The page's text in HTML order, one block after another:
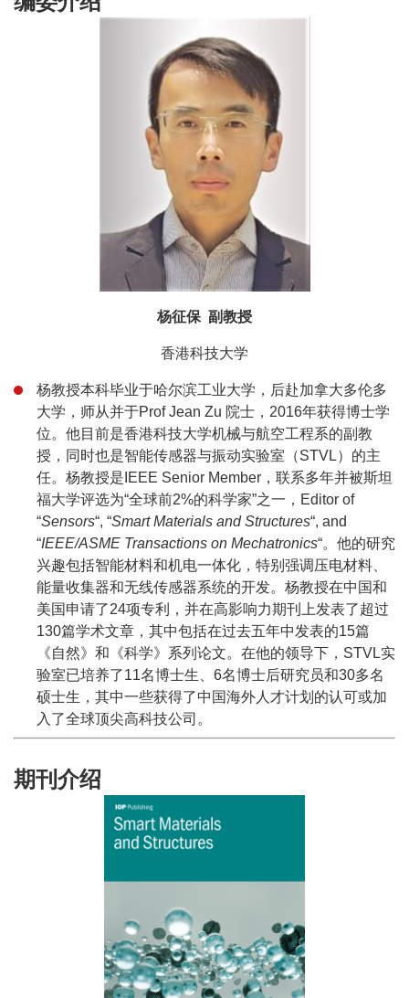
杨征保 副教授
香港科技大学
杨教授本科毕业于哈尔滨工业大学，后赴加拿大多伦多
大学，师从并于Prof Jean Zu 院士，2016年获得博士学
位。他目前是香港科技大学机械与航空工程系的副教
授，同时也是智能传感器与振动实验室（STVL）的主
任。杨教授是IEEE Senior Member，联系多年并被斯坦
福大学评选为“全球前2%的科学家”之一，Editor of
“Sensors“, “Smart Materials and Structures“, and
“IEEE/ASME Transactions on Mechatronics“。他的研究
兴趣包括智能材料和机电一体化，特别强调压电材料、
能量收集器和无线传感器系统的开发。杨教授在中国和
美国申请了24项专利，并在高影响力期刊上发表了超过
130篇学术文章，其中包括在过去五年中发表的15篇
《自然》和《科学》系列论文。在他的领导下，STVL实
验室已培养了11名博士生、6名博士后研究员和30多名
硕士生，其中一些获得了中国海外人才计划的认可或加
入了全球顶尖高科技公司。
期刊介绍